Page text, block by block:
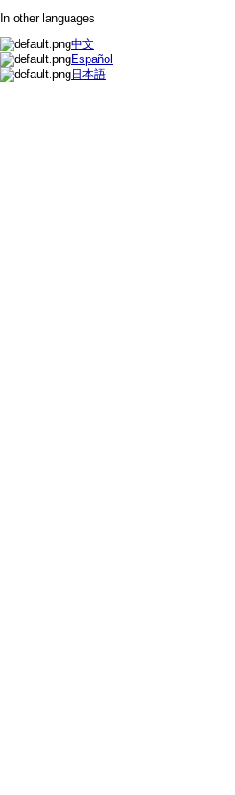
In other languages
中文
Español
日本語